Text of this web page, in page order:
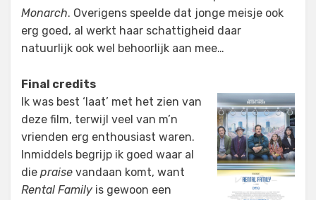
Monarch. Overigens speelde dat jonge meisje ook
erg goed, al werkt haar schattigheid daar
natuurlijk ook wel behoorlijk aan mee…
Final credits
Ik was best ‘laat’ met het zien van
deze film, terwijl veel van m’n
vrienden erg enthousiast waren.
Inmiddels begrijp ik goed waar al
die praise vandaan komt, want
Rental Family is gewoon een